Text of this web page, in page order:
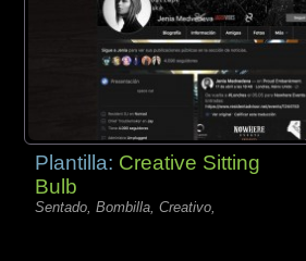
Plantilla: Creative Sitting
Bulb
Sentado, Bombilla, Creativo,